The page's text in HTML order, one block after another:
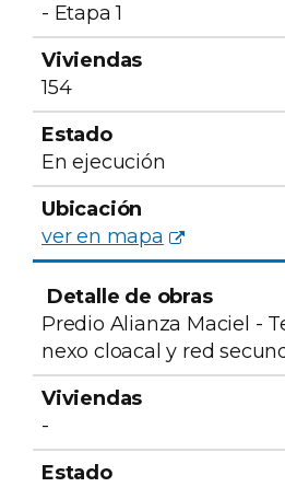
- Etapa 1
154
En ejecución
ver en mapa
Predio Alianza Maciel -
nexo cloacal y red
-